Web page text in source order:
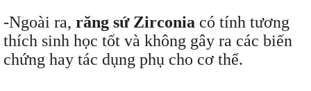
-Ngoài ra, răng sứ Zirconia có tính tương
thích sinh học tốt và không gây ra các biến
chứng hay tác dụng phụ cho cơ thể.